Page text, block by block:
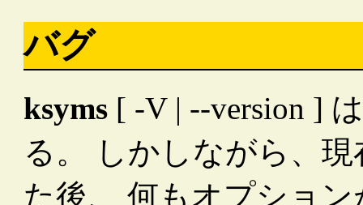
バグ
ksyms [ -V | --version ]
る。 しかしながら、
た後、 何もオプショ